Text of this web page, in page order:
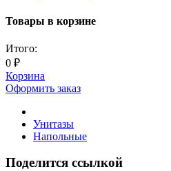
Товары в корзине
Итого:
0 ₽
Корзина
Оформить заказ
Унитазы
Напольные
Поделится ссылкой